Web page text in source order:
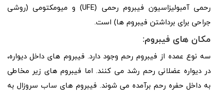
رحمی آمبولیزاسیون فیبروم رحمی (UFE) و میومکتومی (روشی
جراحی برای برداشتن فیبروم ها) است.
مکان های فیبروم:
سه نوع عمده از فیبروم رحم وجود دارد. فیبروم های داخل دیواره،
در دیواره عضلانی رحم رشد می کنند. اما فیبروم های زیر مخاطی
به داخل حفره رحم برآمده می شوند. فیبروم های ساب سروزال به